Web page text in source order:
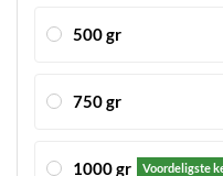
500 gr
750 gr
1000 gr Voordeligste